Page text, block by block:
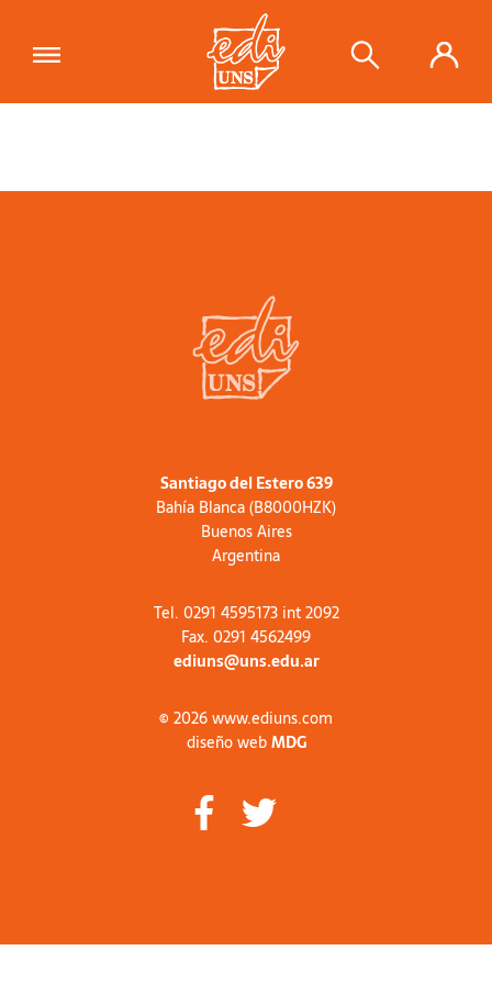
Santiago del Estero 639
Bahía Blanca (B8000HZK)
Buenos Aires
Argentina
Tel. 0291 4595173 int 2092
Fax. 0291 4562499
ediuns@uns.edu.ar
© 2026 www.ediuns.com
diseño webMDG